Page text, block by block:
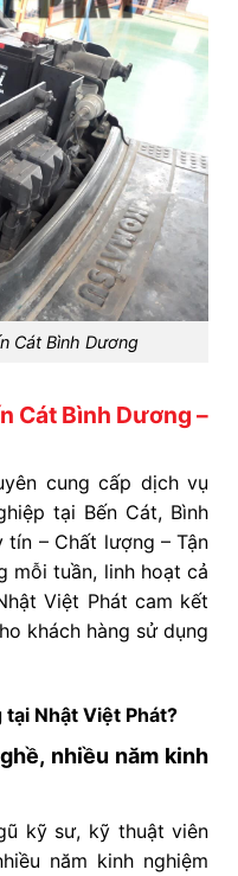
Cát Bình Dương
Cát Bình Dương –
cung cấp dịch vụ
tại Bến Cát, Bình
tín – Chất lượng – Tận
mỗi tuần, linh hoạt cả
Việt Phát cam kết
khách hàng sử dụng
Nhật Việt Phát?
nhiều năm kinh
kỹ sư, kỹ thuật viên
năm kinh nghiệm